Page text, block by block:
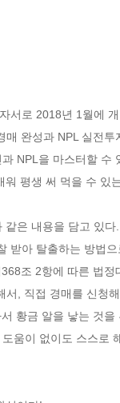
서로 2018년 1월에
매 완성과 NPL 실전
NPL을 마스터할
워 평생 써 먹을 수 있
같은 내용을 담고 있
받아 탈출하는 방법
조 2항에 따른 법
서, 직접 경매를 신청
황금 알을 낳는 것
움이 없이도 스스